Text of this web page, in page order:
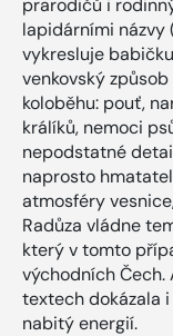
prarodičů i
lapidárními názvy
vykresluje
venkovský
koloběhu: pouť,
králíků, nemoci
nepodstatné
naprosto
atmosféry
Radůza vládne
který v tomto
východních Čech.
textech dokázala
nabitý energií.